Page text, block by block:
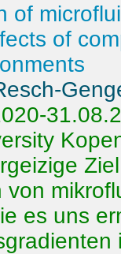
of
of
es uns